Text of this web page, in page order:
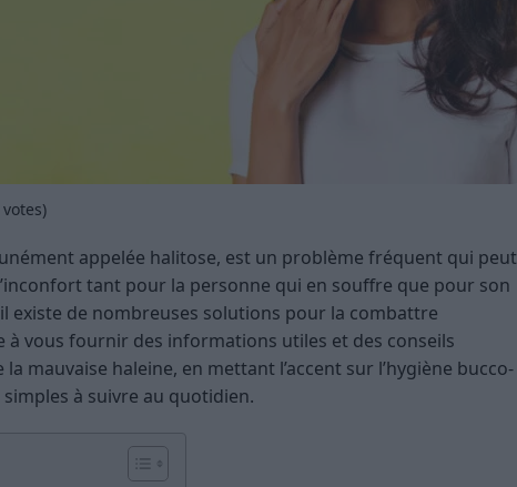
votes)
appelée halitose, est un problème fréquent qui peut
tant pour la personne qui en souffre que pour son
existe de nombreuses solutions pour la combattre
à vous fournir des informations utiles et des conseils
mauvaise haleine, en mettant l’accent sur l’hygiène bucco-
à suivre au quotidien.